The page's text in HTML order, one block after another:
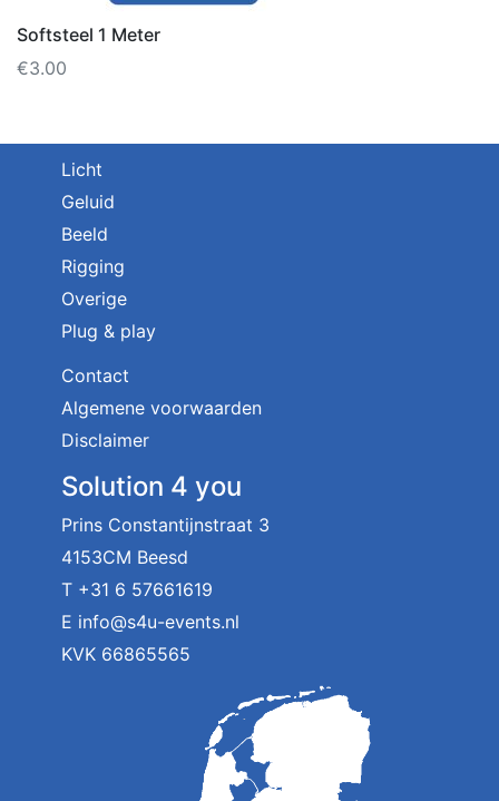
Softsteel 1 Meter
€3.00
Licht
Geluid
Beeld
Rigging
Overige
Plug & play
Contact
Algemene voorwaarden
Disclaimer
Solution 4 you
Prins Constantijnstraat 3
4153CM Beesd
T +31 6 57661619
E info@s4u-events.nl
KVK 66865565